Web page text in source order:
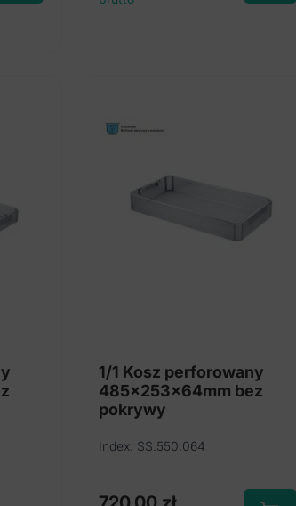
1/1 Kosz perforowany
485x253x64mm bez
pokrywy
Index: SS.550.064